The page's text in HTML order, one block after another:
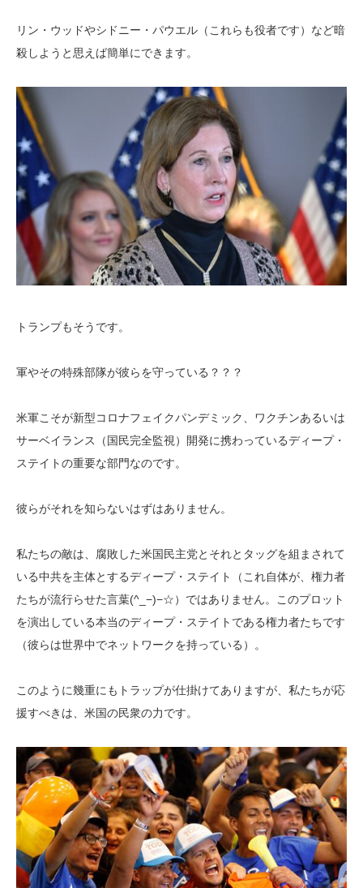
リン・ウッドやシドニー・パウエル（これらも役者です）など暗
殺しようと思えば簡単にできます。
トランプもそうです。
軍やその特殊部隊が彼らを守っている？？？
米軍こそが新型コロナフェイクパンデミック、ワクチンあるいは
サーベイランス（国民完全監視）開発に携わっているディープ・
ステイトの重要な部門なのです。
彼らがそれを知らないはずはありません。
私たちの敵は、腐敗した米国民主党とそれとタッグを組まされて
いる中共を主体とするディープ・ステイト（これ自体が、権力者
たちが流行らせた言葉(^_−)−☆）ではありません。このプロット
を演出している本当のディープ・ステイトである権力者たちです
（彼らは世界中でネットワークを持っている）。
このように幾重にもトラップが仕掛けてありますが、私たちが応
援すべきは、米国の民衆の力です。